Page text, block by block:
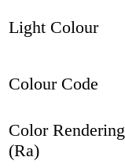
Light Colour
Colour Code
Color Rendering
(Ra)